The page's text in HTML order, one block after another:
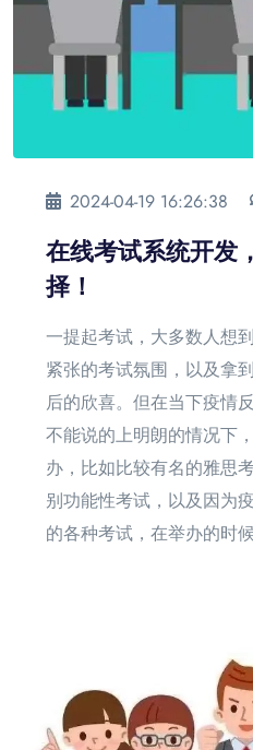
2024-04-19 16:26:38
在线考试系统开发
择！
一提起考试，大多数人想
紧张的考试氛围，以及拿
后的欣喜。但在当下疫情
不能说的上明朗的情况下
办，比如比较有名的雅思
别功能性考试，以及因为
的各种考试，在举办的时